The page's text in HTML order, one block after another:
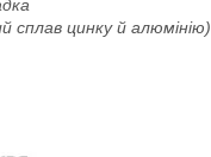
сплав цинку й алюмінію)